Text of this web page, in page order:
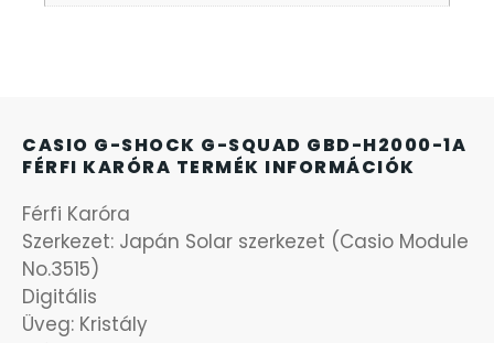
CASIO G-SHOCK G-SQUAD GBD-H2000-1A
FÉRFI KARÓRA TERMÉK INFORMÁCIÓK
Férfi Karóra
Szerkezet: Japán Solar szerkezet (Casio Module
No.3515)
Digitális
Üveg: Kristály
MORGAN
OKOSÓRA SZÍJAK
OKOSÓRÁK
ÖNGYÚJTÓK